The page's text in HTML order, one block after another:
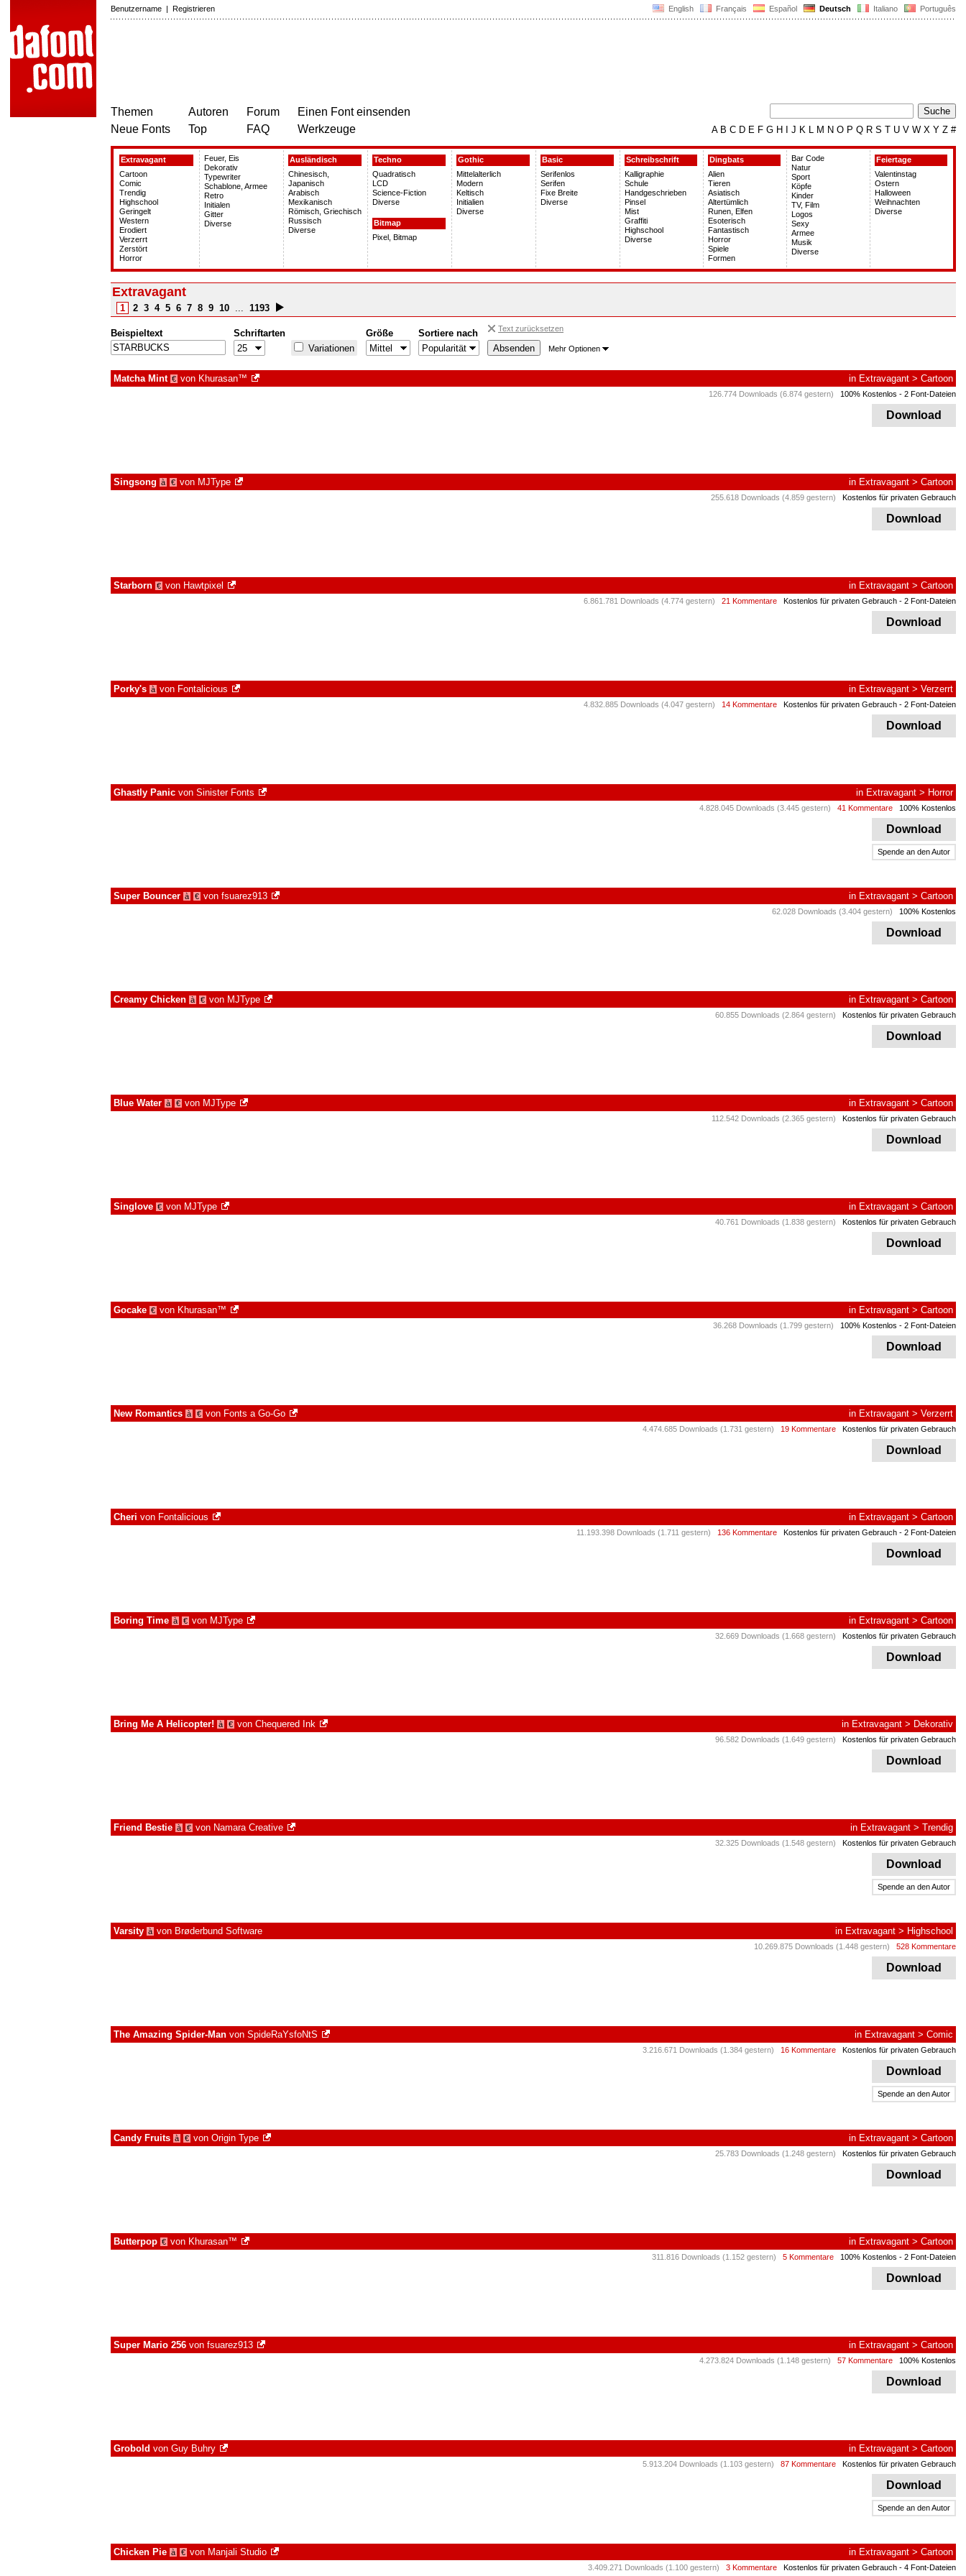
English Français Español Deutsch Italiano Português
Benutzername | Registrieren
Themen
Neue Fonts
Autoren
Top
Forum
FAQ
Einen Font einsenden
Werkzeuge
AB C D E F G H J K L M N O P Q R S T U V W X Y Z #
Extravagant
Cartoon
Comic
Trendig
Highschool
Geringelt
Western
Erodiert
Verzerrt
Zerstört
Horror
Feuer, Eis
Dekorativ
Typewriter
Schablone, Armee
Retro
Initialen
Gitter
Diverse
Ausländisch
Chinesisch,
Japanisch
Arabisch
Mexikanisch
Römisch, Griechisch
Russisch
Diverse
Techno
Quadratisch
LCD
Science-Fiction
Diverse
Bitmap
Pixel, Bitmap
Gothic
Mittelalterlich
Modern
Keltisch
Initialien
Diverse
Basic
Serifenlos
Serifen
Fixe Breite
Diverse
Schreibschrift
Kalligraphie
Schule
Handgeschrieben
Pinsel
Mist
Graffiti
Highschool
Diverse
Dingbats
Alien
Tieren
Asiatisch
Altertümlich
Runen, Elfen
Esoterisch
Fantastisch
Horror
Spiele
Formen
Bar Code
Natur
Sport
Köpfe
Kinder
TV, Film
Logos
Sexy
Armee
Musik
Diverse
Feiertage
Valentinstag
Ostern
Halloween
Weihnachten
Diverse
Extravagant
1 2 3 4 5 6 7 8 9 10 ... 1193
Beispieltext
Schriftarten
Variationen
Größe Sortiere nach Text zurücksetzen
Mehr Optionen
Matcha Mint € von Khurasan™ in Extravagant > Cartoon
126.774 Downloads (6.874 gestern) 100% Kostenlos - 2 Font-Dateien
Download
Singsong à € von MJType in Extravagant > Cartoon
255.618 Downloads (4.859 gestern) Kostenlos für privaten Gebrauch
Download
Starborn € von Hawtpixel in Extravagant > Cartoon
6.861.781 Downloads (4.774 gestern) 21 Kommentare Kostenlos für privaten Gebrauch - 2 Font-Dateien
Download
Porky's à von Fontalicious in Extravagant > Verzerrt
4.832.885 Downloads (4.047 gestern) 14 Kommentare Kostenlos für privaten Gebrauch - 2 Font-Dateien
Download
Ghastly Panic von Sinister Fonts in Extravagant > Horror
4.828.045 Downloads (3.445 gestern) 41 Kommentare 100% Kostenlos
Download
Spende an den Autor
Super Bouncer à € von fsuarez913 in Extravagant > Cartoon
62.028 Downloads (3.404 gestern) 100% Kostenlos
Download
Creamy Chicken à € von MJType in Extravagant > Cartoon
60.855 Downloads (2.864 gestern) Kostenlos für privaten Gebrauch
Download
Blue Water à € von MJType in Extravagant > Cartoon
112.542 Downloads (2.365 gestern) Kostenlos für privaten Gebrauch
Download
Singlove € von MJType in Extravagant > Cartoon
40.761 Downloads (1.838 gestern) Kostenlos für privaten Gebrauch
Download
Gocake € von Khurasan™ in Extravagant > Cartoon
36.268 Downloads (1.799 gestern) 100% Kostenlos - 2 Font-Dateien
Download
New Romantics à € von Fonts a Go-Go in Extravagant > Verzerrt
4.474.685 Downloads (1.731 gestern) 19 Kommentare Kostenlos für privaten Gebrauch
Download
Cheri von Fontalicious in Extravagant > Cartoon
11.193.398 Downloads (1.711 gestern) 136 Kommentare Kostenlos für privaten Gebrauch - 2 Font-Dateien
Download
Boring Time à € von MJType in Extravagant > Cartoon
32.669 Downloads (1.668 gestern) Kostenlos für privaten Gebrauch
Download
Bring Me A Helicopter! à € von Chequered Ink in Extravagant > Dekorativ
96.582 Downloads (1.649 gestern) Kostenlos für privaten Gebrauch
Download
Friend Bestie à € von Namara Creative in Extravagant > Trendig
32.325 Downloads (1.548 gestern) Kostenlos für privaten Gebrauch
Download
Spende an den Autor
Varsity à von Brøderbund Software in Extravagant > Highschool
10.269.875 Downloads (1.448 gestern) 528 Kommentare
Download
The Amazing Spider-Man von SpideRaYsfoNtS in Extravagant > Comic
3.216.671 Downloads (1.384 gestern) 16 Kommentare Kostenlos für privaten Gebrauch
Download
Spende an den Autor
Candy Fruits à € von Origin Type in Extravagant > Cartoon
25.783 Downloads (1.248 gestern) Kostenlos für privaten Gebrauch
Download
Butterpop € von Khurasan™ in Extravagant > Cartoon
311.816 Downloads (1.152 gestern) 5 Kommentare 100% Kostenlos - 2 Font-Dateien
Download
Super Mario 256 von fsuarez913 in Extravagant > Cartoon
4.273.824 Downloads (1.148 gestern) 57 Kommentare 100% Kostenlos
Download
Grobold von Guy Buhry in Extravagant > Cartoon
5.913.204 Downloads (1.103 gestern) 87 Kommentare Kostenlos für privaten Gebrauch
Download
Spende an den Autor
Chicken Pie à € von Manjali Studio in Extravagant > Cartoon
3.409.271 Downloads (1.100 gestern) 3 Kommentare Kostenlos für privaten Gebrauch - 4 Font-Dateien